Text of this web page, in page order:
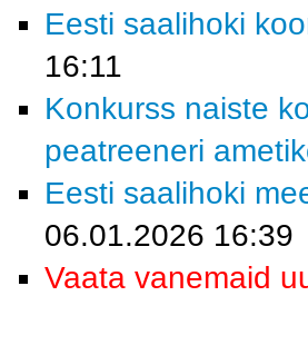
Eesti saalihoki
16:11
Konkurss naiste
peatreeneri
Eesti saalihoki
06.01.2026 16:39
Vaata vanemaid